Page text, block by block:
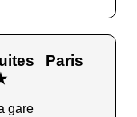
Paris
gare